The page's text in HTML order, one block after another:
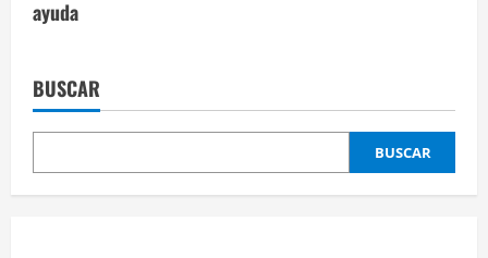
ayuda
BUSCAR
BUSCAR